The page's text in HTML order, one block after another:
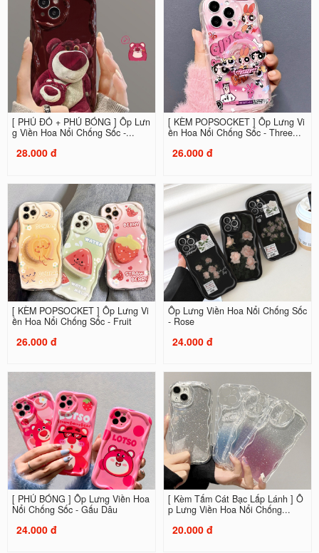
[ PHỦ ĐỎ + PHỦ BÓNG ] Ốp Lưn
g Viền Hoa Nổi Chống Sốc -...
28.000 đ
[ KÈM POPSOCKET ] Ốp Lưng Vi
ền Hoa Nổi Chống Sốc - Three...
26.000 đ
[ KÈM POPSOCKET ] Ốp Lưng Vi
ền Hoa Nổi Chống Sốc - Fruit
26.000 đ
Ốp Lưng Viền Hoa Nổi Chống Sốc
- Rose
24.000 đ
[ PHỦ BÓNG ] Ốp Lưng Viền Hoa
Nổi Chống Sốc - Gấu Dâu
24.000 đ
[ Kèm Tấm Cát Bạc Lấp Lánh ] Ố
p Lưng Viền Hoa Nổi Chống...
20.000 đ